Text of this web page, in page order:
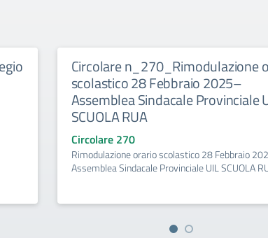
Circolare n_270_Rimodulazione
scolastico 28 Febbraio 2025–
Assemblea Sindacale Provinciale
SCUOLA RUA
Circolare 270
Rimodulazione orario scolastico 28 Febbraio
Assemblea Sindacale Provinciale UIL SCUOLA